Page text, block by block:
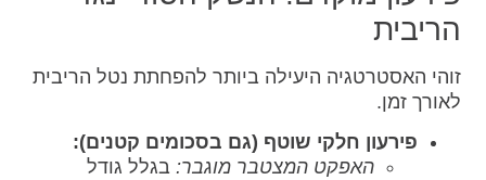
הריבית
זוהי האסטרטגיה היעילה ביותר להפחתת נטל הריבית
לאורך זמן.
פירעון חלקי שוטף (גם בסכומים קטנים):
האפקט המצטבר מוגבר:בגלל גודל